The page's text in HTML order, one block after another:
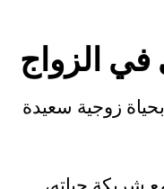
الزواج
زوجية سعيدة